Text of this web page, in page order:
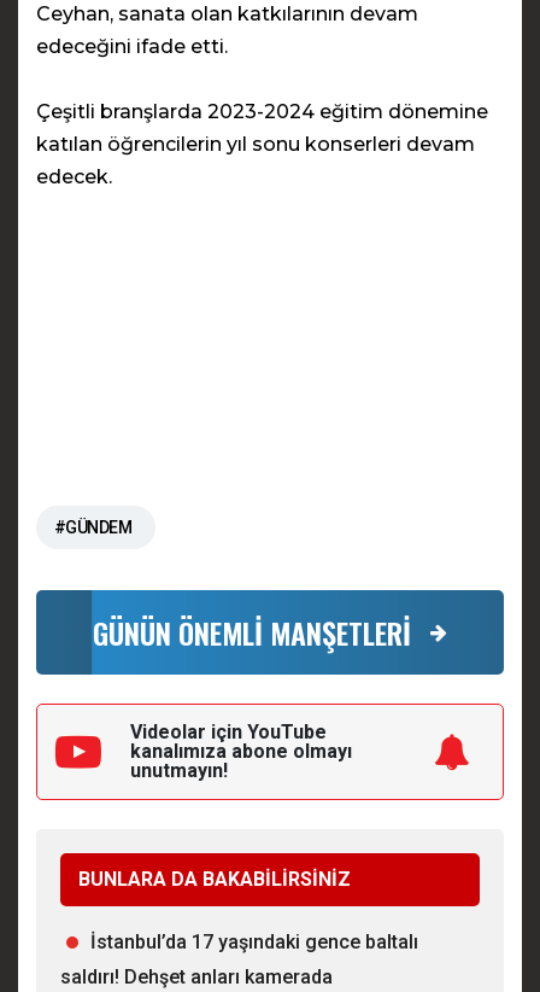
Ceyhan, sanata olan katkılarının devam
edeceğini ifade etti.
Çeşitli branşlarda 2023-2024 eğitim dönemine
katılan öğrencilerin yıl sonu konserleri devam
edecek.
#GÜNDEM
GÜNÜN ÖNEMLİ MANŞETLERİ
Videolar için YouTube
kanalımıza abone olmayı
unutmayın!
BUNLARA DA BAKABİLİRSİNİZ
İstanbul’da 17 yaşındaki gence baltalı
saldırı! Dehşet anları kamerada